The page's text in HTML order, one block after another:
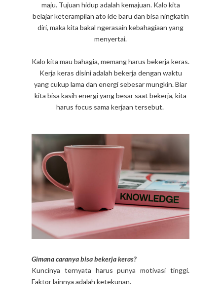
maju. Tujuan hidup adalah kemajuan. Kalo kita
belajar keterampilan ato ide baru dan bisa ningkatin
diri, maka kita bakal ngerasain kebahagiaan yang
menyertai.
Kalo kita mau bahagia, memang harus bekerja keras.
Kerja keras disini adalah bekerja dengan waktu
yang cukup lama dan energi sebesar mungkin. Biar
kita bisa kasih energi yang besar saat bekerja, kita
harus focus sama kerjaan tersebut.
Gimana caranya bisa bekerja keras?
Kuncinya ternyata harus punya motivasi tinggi.
Faktor lainnya adalah ketekunan.